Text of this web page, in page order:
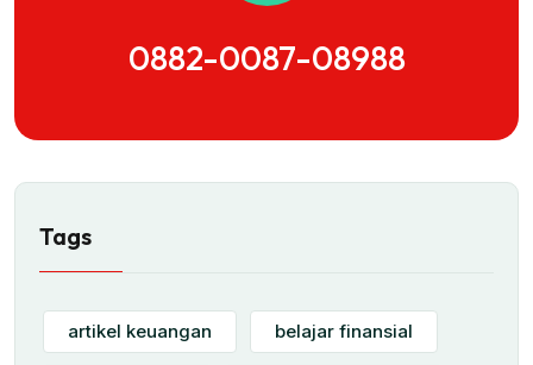
0882-0087-08988
Tags
artikel keuangan belajar finansial